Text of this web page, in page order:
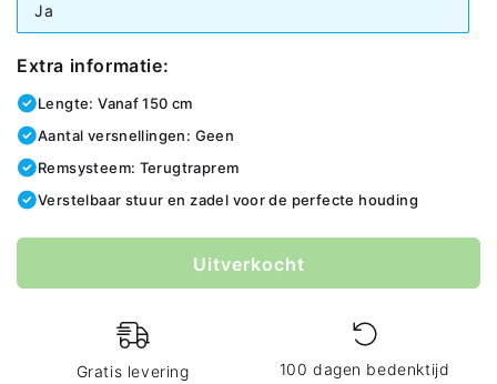
Ja
Extra informatie:
Lengte: Vanaf 150 cm
Aantal versnellingen: Geen
Remsysteem: Terugtraprem
Verstelbaar stuur en zadel voor de perfecte houding
Uitverkocht
Gratis levering 100 dagen bedenktijd